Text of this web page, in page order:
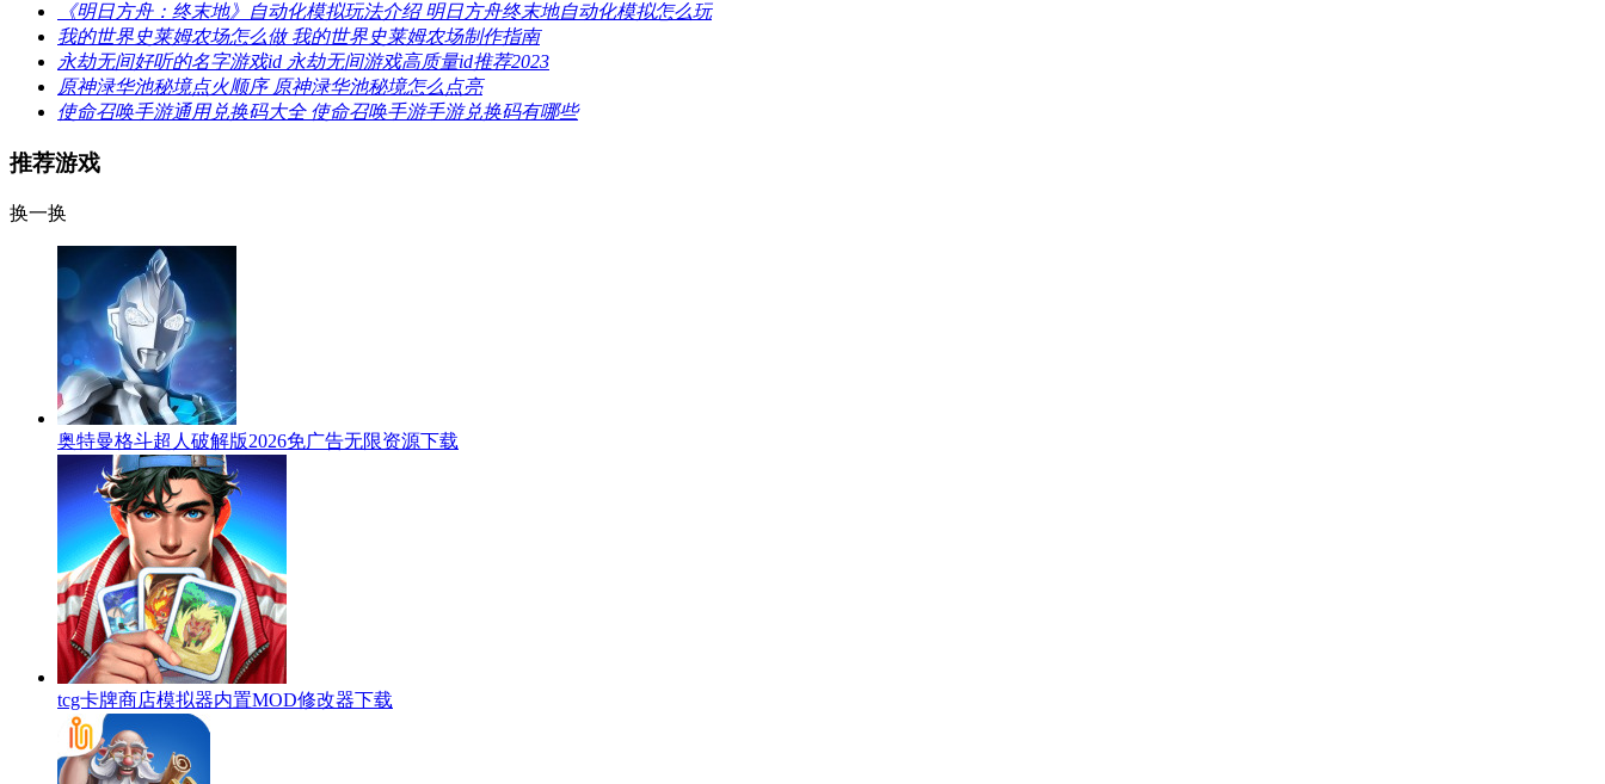
《明日方舟：终末地》自动化模拟玩法介绍 明日方舟终末地自动化模拟怎么玩
我的世界史莱姆农场怎么做 我的世界史莱姆农场制作指南
永劫无间好听的名字游戏id 永劫无间游戏高质量id推荐2023
原神渌华池秘境点火顺序 原神渌华池秘境怎么点亮
使命召唤手游通用兑换码大全 使命召唤手游手游兑换码有哪些
推荐游戏
换一换
奥特曼格斗超人破解版2026免广告无限资源下载
tcg卡牌商店模拟器内置MOD修改器下载